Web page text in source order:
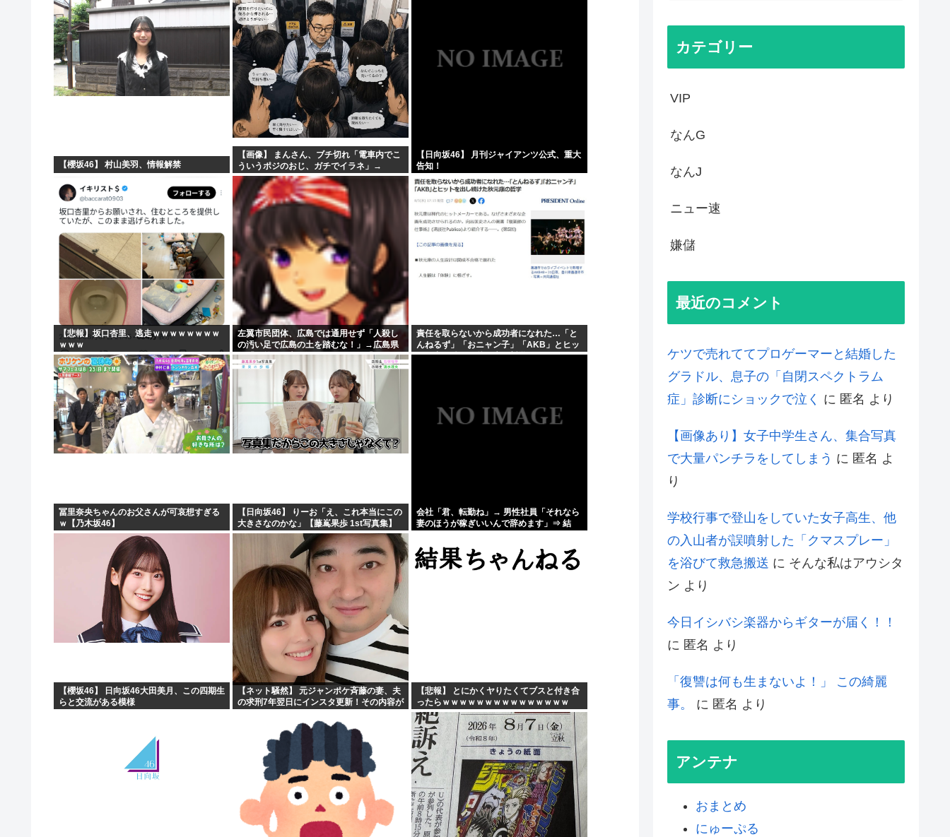
NHK会長「パトカー・消防車からの受信料徴収、猛反発が凄...
【櫻坂46】 村山美羽、情報解禁
【画像】 まんさん、ブチ切れ「電車内でこ
ういうポジのおじ、ガチでイラネ」→
【日向坂46】 月刊ジャイアンツ公式、重大
告知！
【悲報】坂口杏里、逃走ｗｗｗｗｗｗｗｗ
ｗｗｗ
左翼市民団体、広島では通用せず「人殺し
の汚い足で広島の土を踏むな！」→広島県
民「お前らの方が汚いんじゃ！」「ワシら
が広島県民じゃ」
責任を取らないから成功者になれた…「と
んねるず」「おニャン子」「AKB」とヒッ
トを出し続けた秋元康の哲学！！！
冨里奈央ちゃんのお父さんが可哀想すぎる
ｗ【乃木坂46】
【日向坂46】 りーお「え、これ本当にこの
大きさなのかな」【藤嶌果歩 1st写真集】
会社「君、転勤ね」→ 男性社員「それなら
妻のほうが稼ぎいいんで辞めます」⇒ 結
【櫻坂46】 日向坂46大田美月、この四期生
らと交流がある模様
【ネット騒然】 元ジャンポケ斉藤の妻、夫
の求刑7年翌日にインスタ更新！その内容が
【悲報】 とにかくヤりたくてブスと付き合
ったらｗｗｗｗｗｗｗｗｗｗｗｗｗｗｗ
カテゴリー
VIP
なんG
なんJ
ニュー速
嫌儲
最近のコメント
ケツで売れててプロゲーマーと結婚した
グラドル、息子の「自閉スペクトラム
症」診断にショックで泣く に 匿名 より
【画像あり】女子中学生さん、集合写真
で大量パンチラをしてしまう に 匿名 よ
り
学校行事で登山をしていた女子高生、他
の入山者が誤噴射した「クマスプレー」
を浴びて救急搬送 に そんな私はアウシタ
ン より
今日イシバシ楽器からギターが届く！！
に 匿名 より
「復讐は何も生まないよ！」 この綺麗
事。
に 匿名 より
アンテナ
おまとめ
にゅーぷる